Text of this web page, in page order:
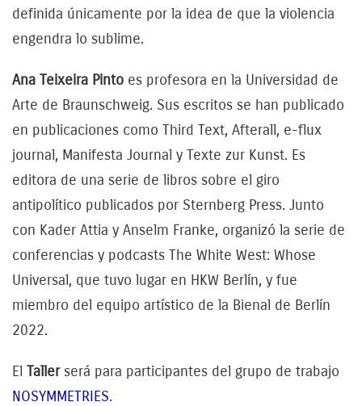
definida únicamente por la idea de que la violencia
engendra lo sublime.
Ana Teixeira Pinto es profesora en la Universidad de
Arte de Braunschweig. Sus escritos se han publicado
en publicaciones como Third Text, Afterall, e-flux
journal, Manifesta Journal y Texte zur Kunst. Es
editora de una serie de libros sobre el giro
antipolítico publicados por Sternberg Press. Junto
con Kader Attia y Anselm Franke, organizó la serie de
conferencias y podcasts The White West: Whose
Universal, que tuvo lugar en HKW Berlín, y fue
miembro del equipo artístico de la Bienal de Berlín
2022.
El Tallerserá para participantes del grupo de trabajo
NOSYMMETRIES.